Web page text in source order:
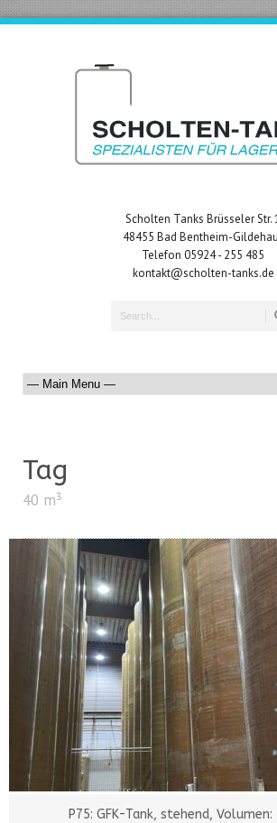
Scholten Tanks Brüsseler Str.
48455 Bad Bentheim-
Telefon 05924 - 255 485
kontakt@scholten-tanks.de
Tag
40 m³
P75: GFK-Tank, stehend, Volumen: